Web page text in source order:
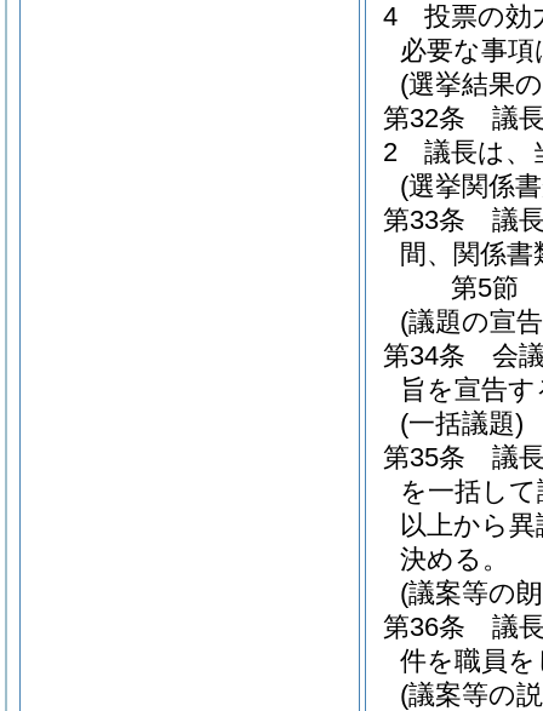
4
投票の効
必要な事
(選挙結果
第32条
議
2
議長は、
(選挙関係
第33条
議
間、関係
第5節
(議題の宣
第34条
会
旨を宣告
(一括議題)
第35条
議
を一括し
以上から
決める。
(議案等の
第36条
議
件を職員
(議案等の